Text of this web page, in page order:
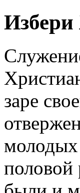
заре
молодых
половой